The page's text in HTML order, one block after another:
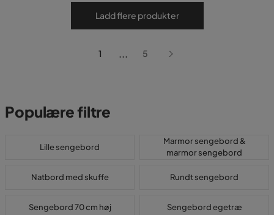
Ladd flere produkter
1 ... 5
Populære filtre
Lille sengebord
Marmor sengebord &
marmor sengebord
Natbord med skuffe Rundt sengebord
Sengebord 70 cm høj Sengebord egetræ